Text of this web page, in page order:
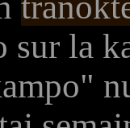
sur la